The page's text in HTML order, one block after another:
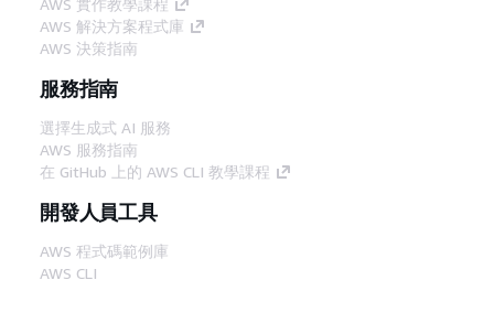
AWS 解決方案程式庫
AWS 決策指南
服務指南
選擇生成式 AI 服務
AWS 服務指南
在 GitHub 上的 AWS CLI 教學課程
開發人員工具
AWS 程式碼範例庫
AWS CLI